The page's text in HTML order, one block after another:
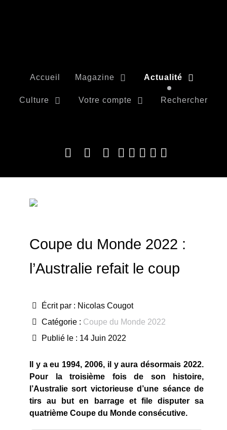
Accueil Magazine Actualité
Culture Votre compte Rechercher
Coupe du Monde 2022 :
l’Australie refait le coup
Écrit par : Nicolas Cougot
Catégorie : Coupe du Monde 2022
Publié le : 14 Juin 2022
Il y a eu 1994, 2006, il y aura désormais 2022.
Pour la troisième fois de son histoire,
l’Australie sort victorieuse d’une séance de
tirs au but en barrage et file disputer sa
quatrième Coupe du Monde consécutive.